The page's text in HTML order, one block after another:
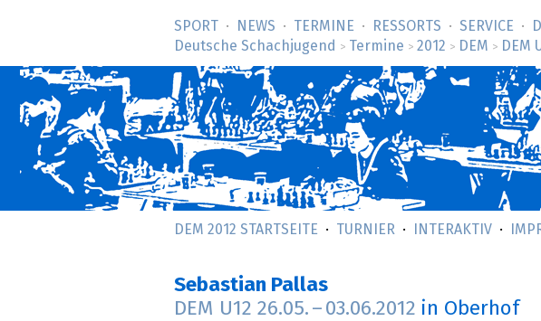
SPORT NEWS TERMINE RESSORTS SERVICE
Deutsche Schachjugend
> Termine > 2012 > DEM > DEM
DEM 2012 STARTSEITE TURNIER INTERAKTIV
Sebastian Pallas
DEM U12 26.05. – 03.06.2012 in Oberhof